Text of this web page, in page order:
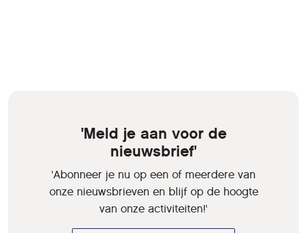
'Meld je aan voor de
nieuwsbrief'
'Abonneer je nu op een of meerdere van
onze nieuwsbrieven en blijf op de hoogte
van onze activiteiten!'